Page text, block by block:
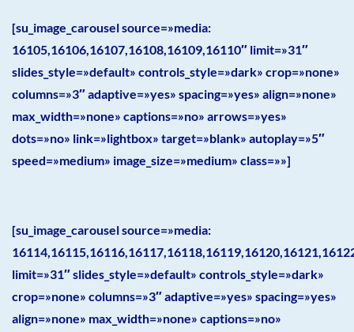
[su_image_carousel source=»media:
16105,16106,16107,16108,16109,16110″ limit=»31″
slides_style=»default» controls_style=»dark» crop=»none»
columns=»3″ adaptive=»yes» spacing=»yes» align=»none»
max_width=»none» captions=»no» arrows=»yes»
dots=»no» link=»lightbox» target=»blank» autoplay=»5″
speed=»medium» image_size=»medium» class=»»]
[su_image_carousel source=»media:
limit=»31″ slides_style=»default» controls_style=»dark»
crop=»none» columns=»3″ adaptive=»yes» spacing=»yes»
align=»none» max_width=»none» captions=»no»